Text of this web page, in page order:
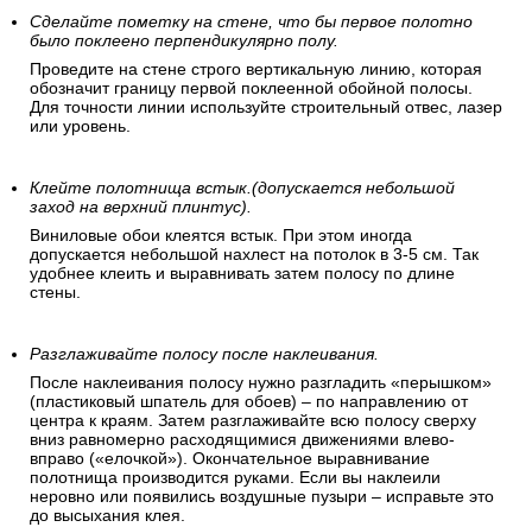
Сделайте пометку на стене, что бы первое полотно
было поклеено перпендикулярно полу.
Проведите на стене строго вертикальную линию, которая
обозначит границу первой поклеенной обойной полосы.
Для точности линии используйте строительный отвес, лазер
или уровень.
Клейте полотнища встык.(допускается небольшой
заход на верхний плинтус).
Виниловые обои клеятся встык. При этом иногда
допускается небольшой нахлест на потолок в 3-5 см. Так
удобнее клеить и выравнивать затем полосу по длине
стены.
Разглаживайте полосу после наклеивания.
После наклеивания полосу нужно разгладить «перышком»
(пластиковый шпатель для обоев) – по направлению от
центра к краям. Затем разглаживайте всю полосу сверху
вниз равномерно расходящимися движениями влево-
вправо («елочкой»). Окончательное выравнивание
полотнища производится руками. Если вы наклеили
неровно или появились воздушные пузыри – исправьте это
до высыхания клея.